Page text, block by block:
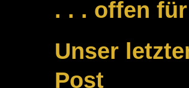
. . . offen
Unser
Post